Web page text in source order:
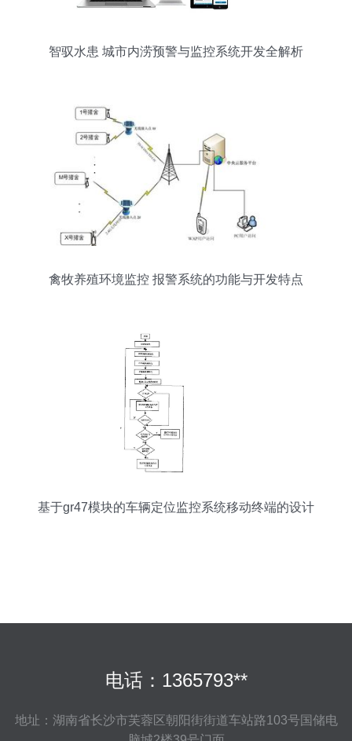
智驭水患 城市内涝预警与监控系统开发全解析
禽牧养殖环境监控 报警系统的功能与开发特点
基于gr47模块的车辆定位监控系统移动终端的设计
电话：1365793**
地址：湖南省长沙市芙蓉区朝阳街街道车站路103号国储电